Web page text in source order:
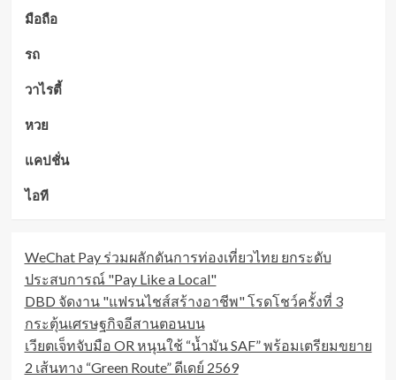
มือถือ
รถ
วาไรตี้
หวย
แคปชั่น
ไอที
WeChat Pay ร่วมผลักดันการท่องเที่ยวไทย ยกระดับ
ประสบการณ์ "Pay Like a Local"
DBD จัดงาน "แฟรนไชส์สร้างอาชีพ" โรดโชว์ครั้งที่ 3
กระตุ้นเศรษฐกิจอีสานตอนบน
เวียตเจ็ทจับมือ OR หนุนใช้ “น้ำมัน SAF” พร้อมเตรียมขยาย
2 เส้นทาง “Green Route” ดีเดย์ 2569